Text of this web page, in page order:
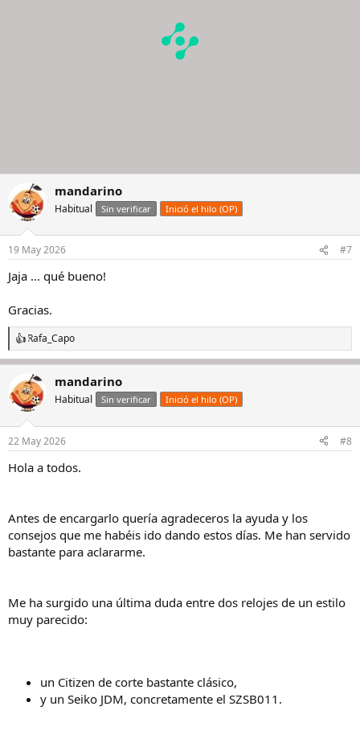
mandarino
Habitual Sin verificar Inició el hilo (OP)
19 May 2026 #7
Jaja ... qué bueno!
Gracias.
R
e
c
c
i
e
:
Rafa_Capo
mandarino
Habitual Sin verificar Inició el hilo (OP)
22 May 2026 #8
Hola a todos.
Antes de encargarlo quería agradeceros la ayuda y los
consejos que me habéis ido dando estos días. Me han servido
bastante para aclararme.
Me ha surgido una última duda entre dos relojes de un estilo
muy parecido:
un Citizen de corte bastante clásico,
y un Seiko JDM, concretamente el SZSB011.